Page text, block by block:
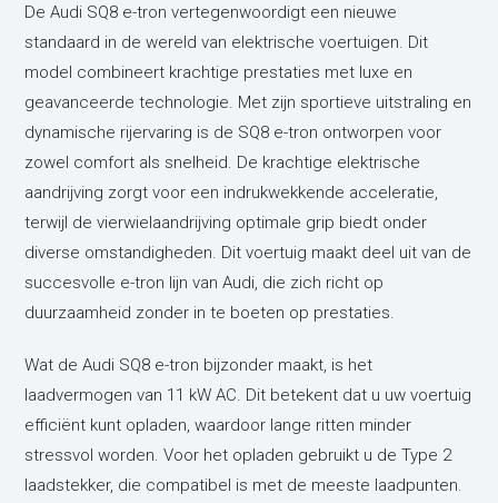
De Audi SQ8 e-tron vertegenwoordigt een nieuwe
standaard in de wereld van elektrische voertuigen. Dit
model combineert krachtige prestaties met luxe en
geavanceerde technologie. Met zijn sportieve uitstraling en
dynamische rijervaring is de SQ8 e-tron ontworpen voor
zowel comfort als snelheid. De krachtige elektrische
aandrijving zorgt voor een indrukwekkende acceleratie,
terwijl de vierwielaandrijving optimale grip biedt onder
diverse omstandigheden. Dit voertuig maakt deel uit van de
succesvolle e-tron lijn van Audi, die zich richt op
duurzaamheid zonder in te boeten op prestaties.
Wat de Audi SQ8 e-tron bijzonder maakt, is het
laadvermogen van 11 kW AC. Dit betekent dat u uw voertuig
efficiënt kunt opladen, waardoor lange ritten minder
stressvol worden. Voor het opladen gebruikt u de Type 2
laadstekker, die compatibel is met de meeste laadpunten.